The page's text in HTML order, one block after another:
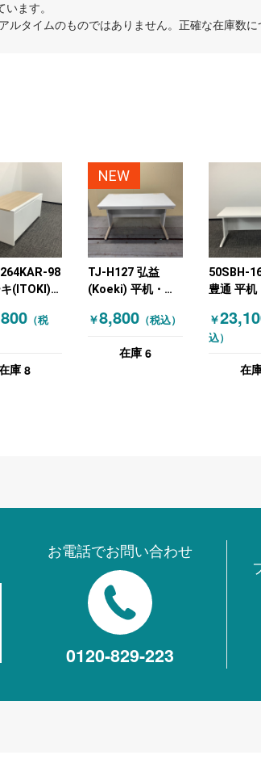
ます。
ルタイムのものではありません。正確な在庫数に
98
(ITOKI)
スク ホワ
（ナチュ
（税
庫 8
NEW
TJ-H127 弘益
(Koeki) 平机・平
￥8,800（税込）
在庫 6
50SBH-
豊通 平机
￥
込）
在
お電話でお問い合わせ
0120-829-223